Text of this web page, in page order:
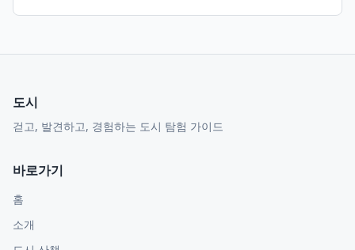
도시
걷고, 발견하고, 경험하는 도시 탐험 가이드
바로가기
홈
소개